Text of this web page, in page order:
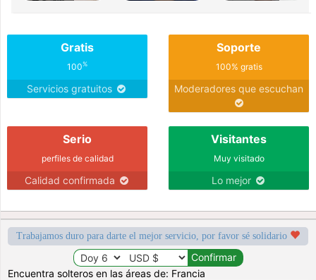
Gratis
100%
Servicios gratuitos
Soporte
100% gratis
Moderadores que escuchan
Serio
perfiles de calidad
Calidad confirmada
Visitantes
Muy visitado
Lo mejor
Trabajamos duro para darte el mejor servicio, por favor sé solidario
Encuentra solteros en las áreas de: Francia